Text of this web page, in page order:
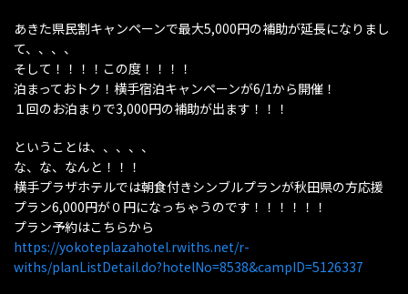
あきた県民割キャンペーンで最大5,000円の補助が延長になりまし
て、、、、
そして！！！！この度！！！！
泊まっておトク！横手宿泊キャンペーンが6/1から開催！
１回のお泊まりで3,000円の補助が出ます！！！
ということは、、、、、
な、な、なんと！！！
横手プラザホテルでは朝食付きシンブルプランが秋田県の方応援
プラン6,000円が０円になっちゃうのです！！！！！！
プラン予約はこちらから
https://yokoteplazahotel.rwiths.net/r-
withs/planListDetail.do?hotelNo=8538&campID=5126337